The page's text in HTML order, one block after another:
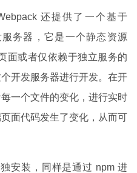
还提供了一个基于
服务器，它是一个静态资源
面或者仅依赖于独立服务的
开发服务器进行开发。在开
一个文件的变化，进行实时
面代码发生了变化，从而可
安装，同样是通过 npm 进